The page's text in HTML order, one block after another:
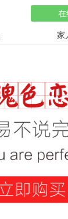
在
家